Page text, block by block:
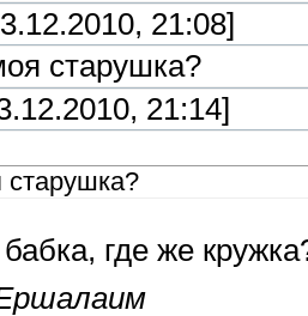
21:08]
старушка?
21:14]
где же